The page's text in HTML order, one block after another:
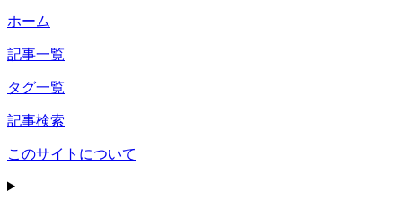
ホーム
記事一覧
タグ一覧
記事検索
このサイトについて